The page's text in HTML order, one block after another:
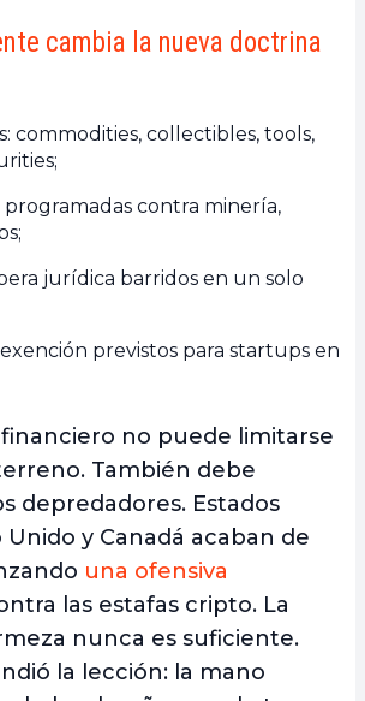
cambia la nueva doctrina
commodities, collectibles, tools,
contra minería,
jurídica barridos en un solo
previstos para startups en
no puede limitarse
También debe
depredadores. Estados
Unido y Canadá acaban de
una ofensiva
las estafas cripto. La
nunca es suficiente.
la lección: la mano